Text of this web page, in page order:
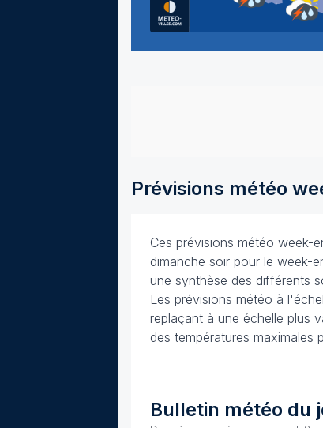
Prévisions météo
Ces prévisions météo week-
dimanche soir pour le week-
une synthèse des différents
Les prévisions météo à
replaçant à une échelle plus
des températures maximales
Bulletin météo du